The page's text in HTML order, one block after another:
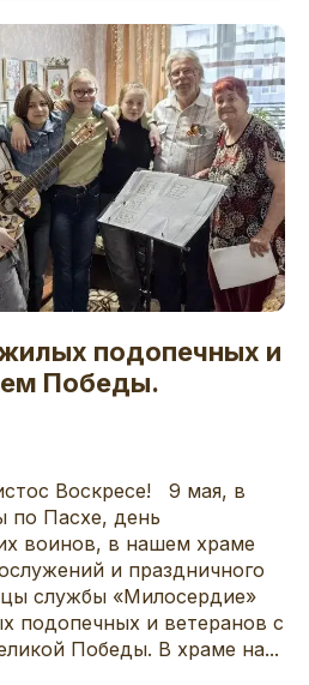
подопечных и
Победы.
Воскресе! 9 мая, в
по Пасхе, день
воинов, в нашем храме
и праздничного
службы «Милосердие»
подопечных и ветеранов с
Победы. В храме на...